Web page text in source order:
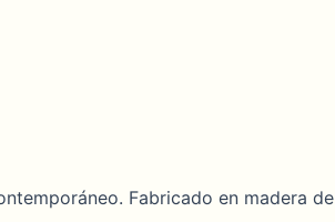
Fabricado en madera